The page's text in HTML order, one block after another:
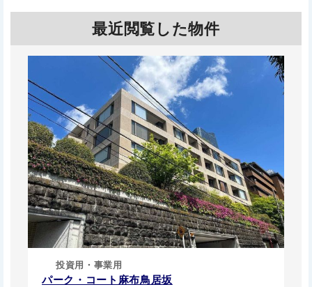
最近閲覧した物件
投資用・事業用
パーク・コート麻布鳥居坂